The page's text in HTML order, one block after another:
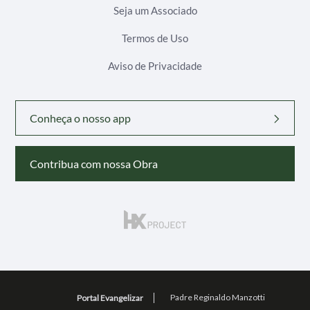
Seja um Associado
Termos de Uso
Aviso de Privacidade
Conheça o nosso app
Contribua com nossa Obra